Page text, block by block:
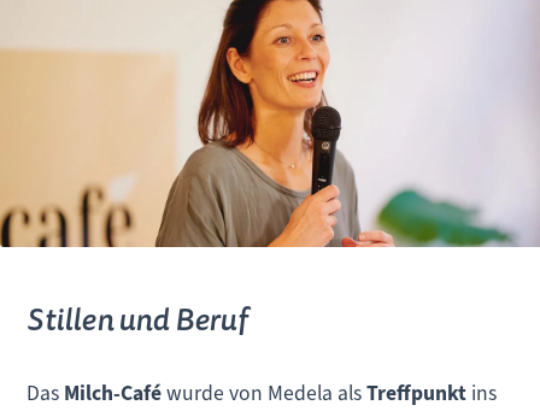
Stillen und Beruf
Das Milch-Caféwurde von Medela alsTreffpunkt ins